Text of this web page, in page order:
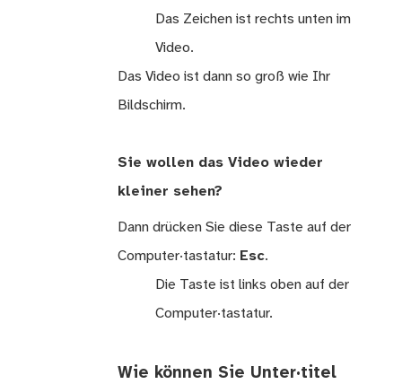
Das Zeichen ist rechts unten im
Video.
Das Video ist dann so groß wie Ihr
Bildschirm.
Sie wollen das Video wieder
kleiner sehen?
Dann drücken Sie diese Taste auf der
Computer·tastatur: Esc.
Die Taste ist links oben auf der
Computer·tastatur.
Wie können Sie Unter·titel